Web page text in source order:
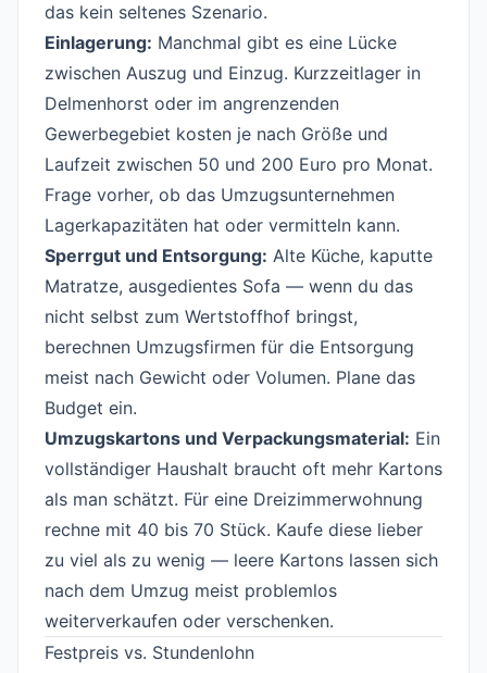
das kein seltenes Szenario.
Einlagerung: Manchmal gibt es eine Lücke
zwischen Auszug und Einzug. Kurzzeitlager in
Delmenhorst oder im angrenzenden
Gewerbegebiet kosten je nach Größe und
Laufzeit zwischen 50 und 200 Euro pro Monat.
Frage vorher, ob das Umzugsunternehmen
Lagerkapazitäten hat oder vermitteln kann.
Sperrgut und Entsorgung: Alte Küche, kaputte
Matratze, ausgedientes Sofa — wenn du das
nicht selbst zum Wertstoffhof bringst,
berechnen Umzugsfirmen für die Entsorgung
meist nach Gewicht oder Volumen. Plane das
Budget ein.
Umzugskartons und Verpackungsmaterial: Ein
vollständiger Haushalt braucht oft mehr Kartons
als man schätzt. Für eine Dreizimmerwohnung
rechne mit 40 bis 70 Stück. Kaufe diese lieber
zu viel als zu wenig — leere Kartons lassen sich
nach dem Umzug meist problemlos
weiterverkaufen oder verschenken.
Festpreis vs. Stundenlohn